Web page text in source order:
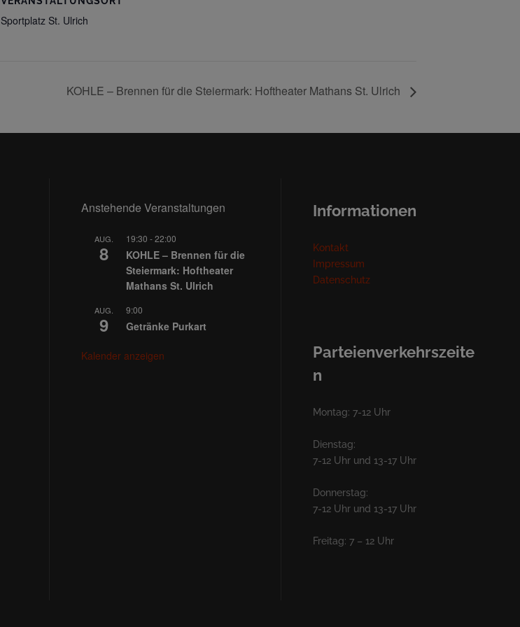
Sportplatz St. Ulrich
KOHLE – Brennen für die Steiermark: Hoftheater Mathans St. Ulrich
Anstehende Veranstaltungen
AUG.
8
19:30 -22:00
KOHLE – Brennen für die
Steiermark: Hoftheater
Mathans St. Ulrich
AUG.
9
9:00
Getränke Purkart
Kalender anzeigen
Informationen
Kontakt
Impressum
Datenschutz
Parteienverkehrszeite
n
Montag: 7-12 Uhr
Dienstag:
7-12 Uhr und 13-17 Uhr
Donnerstag:
7-12 Uhr und 13-17 Uhr
Freitag: 7 – 12 Uhr